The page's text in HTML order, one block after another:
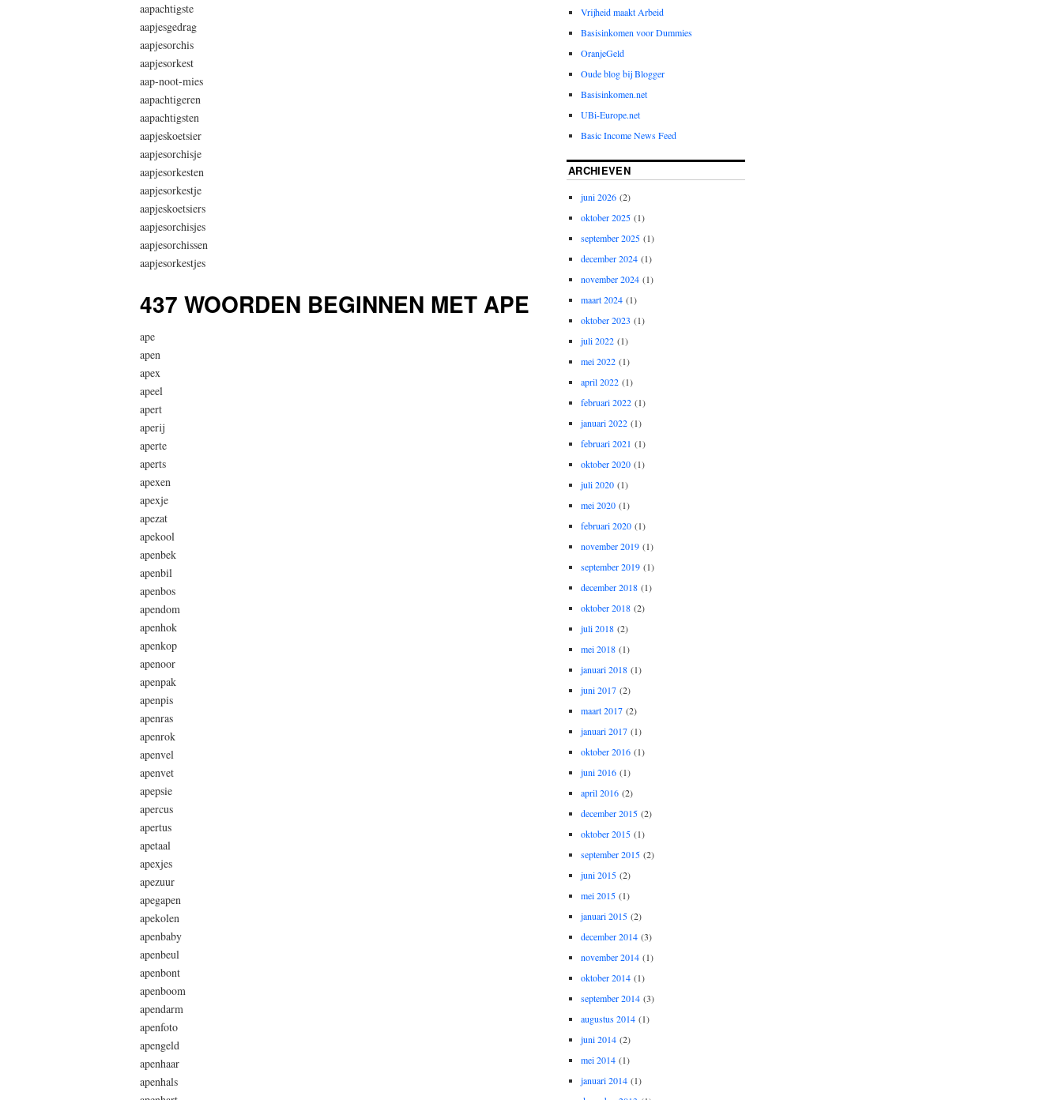
aapachtigste
aapjesgedrag
aapjesorchis
aapjesorkest
aap-noot-mies
aapachtigeren
aapachtigsten
aapjeskoetsier
aapjesorchisje
aapjesorkesten
aapjesorkestje
aapjeskoetsiers
aapjesorchisjes
aapjesorchissen
aapjesorkestjes
437 WOORDEN BEGINNEN MET APE
ape
apen
apex
apeel
apert
aperij
aperte
aperts
apexen
apexje
apezat
apekool
apenbek
apenbil
apenbos
apendom
apenhok
apenkop
apenoor
apenpak
apenpis
apenras
apenrok
apenvel
apenvet
apepsie
apercus
apertus
apetaal
apexjes
apezuur
apegapen
apekolen
apenbaby
apenbeul
apenbont
apenboom
apendarm
apenfoto
apengeld
apenhaar
apenhals
Vrijheid maakt Arbeid
Basisinkomen voor Dummies
OranjeGeld
Oude blog bij Blogger
Basisinkomen.net
UBi-Europe.net
Basic Income News Feed
ARCHIEVEN
juni 2026 (2)
oktober 2025 (1)
september 2025 (1)
december 2024 (1)
november 2024 (1)
maart 2024 (1)
oktober 2023 (1)
juli 2022 (1)
mei 2022 (1)
april 2022 (1)
februari 2022 (1)
januari 2022 (1)
februari 2021 (1)
oktober 2020 (1)
juli 2020 (1)
mei 2020 (1)
februari 2020 (1)
november 2019 (1)
september 2019 (1)
december 2018 (1)
oktober 2018 (2)
juli 2018 (2)
mei 2018 (1)
januari 2018 (1)
juni 2017 (2)
maart 2017 (2)
januari 2017 (1)
oktober 2016 (1)
juni 2016 (1)
april 2016 (2)
december 2015 (2)
oktober 2015 (1)
september 2015 (2)
juni 2015 (2)
mei 2015 (1)
januari 2015 (2)
december 2014 (3)
november 2014 (1)
oktober 2014 (1)
september 2014 (3)
augustus 2014 (1)
juni 2014 (2)
mei 2014 (1)
januari 2014 (1)